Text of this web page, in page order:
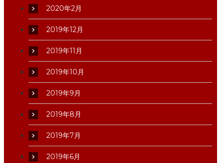
2020年2月
2019年12月
2019年11月
2019年10月
2019年9月
2019年8月
2019年7月
2019年6月